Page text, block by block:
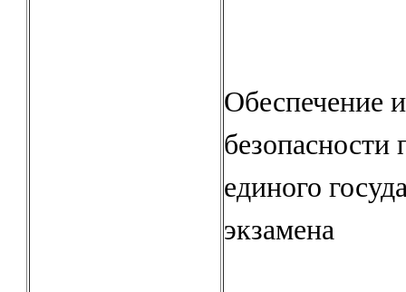
Обеспечение
безопасности
единого
экзамена